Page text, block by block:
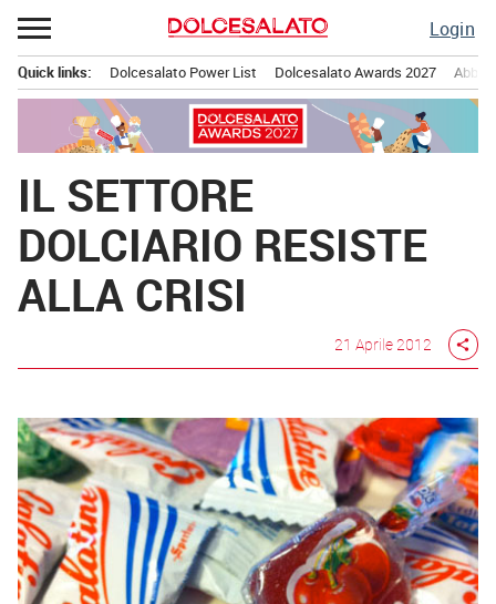
Passa
al
contenuto
Login
principale
Quick links: Dolcesalato Power List Dolcesalato Awards 2027
IL SETTORE
DOLCIARIO RESISTE
ALLA CRISI
21 Aprile 2012 share